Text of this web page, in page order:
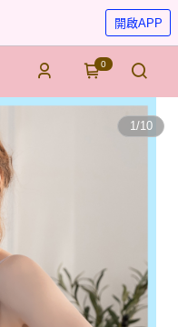
開啟APP
0
1/10